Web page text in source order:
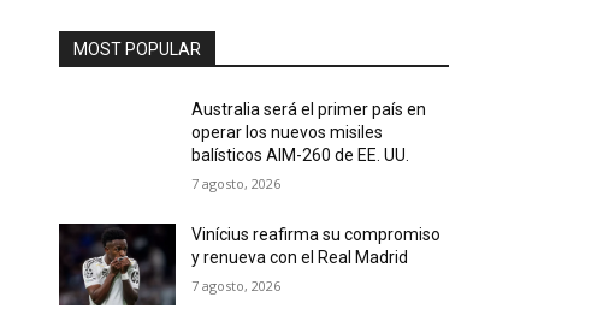
MOST POPULAR
Australia será el primer país en
operar los nuevos misiles
balísticos AIM-260 de EE. UU.
7 agosto, 2026
Vinícius reafirma su compromiso
y renueva con el Real Madrid
7 agosto, 2026